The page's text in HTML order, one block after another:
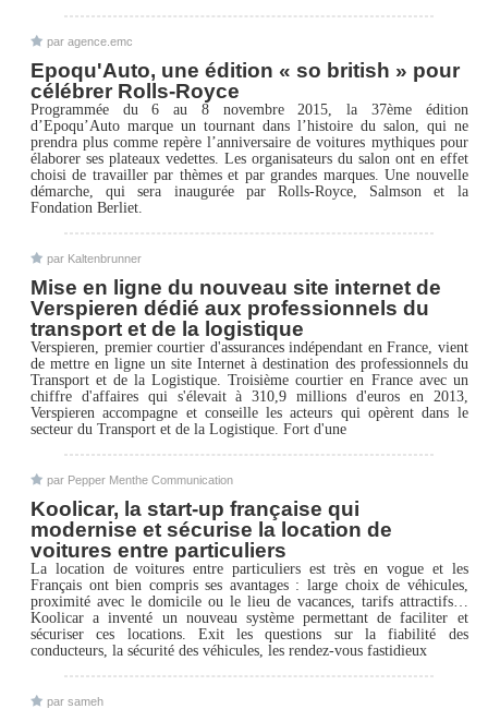
par agence.emc
Epoqu'Auto, une édition « so british » pour
célébrer Rolls-Royce
Programmée du 6 au 8 novembre 2015, la 37ème édition
d’Epoqu’Auto marque un tournant dans l’histoire du salon, qui ne
prendra plus comme repère l’anniversaire de voitures mythiques pour
élaborer ses plateaux vedettes. Les organisateurs du salon ont en effet
choisi de travailler par thèmes et par grandes marques. Une nouvelle
démarche, qui sera inaugurée par Rolls-Royce, Salmson et la
Fondation Berliet.
par Kaltenbrunner
Mise en ligne du nouveau site internet de
Verspieren dédié aux professionnels du
transport et de la logistique
Verspieren, premier courtier d'assurances indépendant en France, vient
de mettre en ligne un site Internet à destination des professionnels du
Transport et de la Logistique. Troisième courtier en France avec un
chiffre d'affaires qui s'élevait à 310,9 millions d'euros en 2013,
Verspieren accompagne et conseille les acteurs qui opèrent dans le
secteur du Transport et de la Logistique. Fort d'une
par Pepper Menthe Communication
Koolicar, la start-up française qui
modernise et sécurise la location de
voitures entre particuliers
La location de voitures entre particuliers est très en vogue et les
Français ont bien compris ses avantages : large choix de véhicules,
proximité avec le domicile ou le lieu de vacances, tarifs attractifs…
Koolicar a inventé un nouveau système permettant de faciliter et
sécuriser ces locations. Exit les questions sur la fiabilité des
conducteurs, la sécurité des véhicules, les rendez-vous fastidieux
par sameh